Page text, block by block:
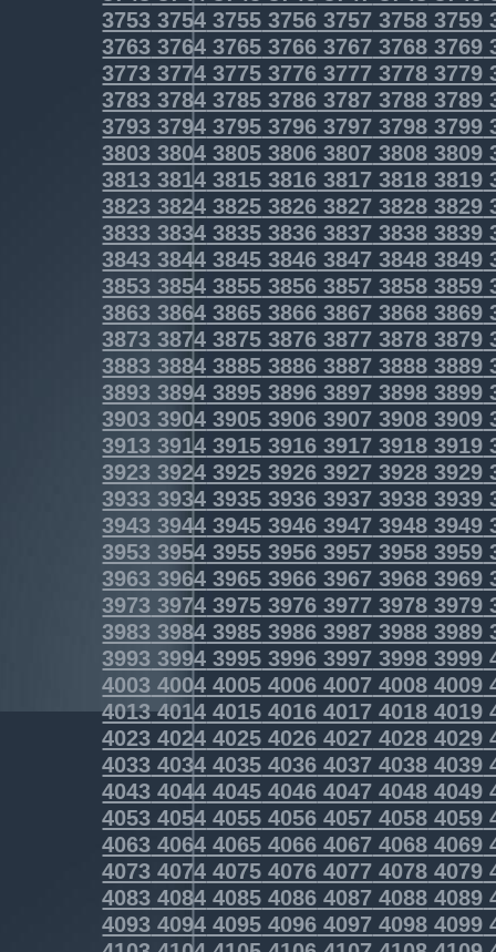
3753 3754 3755 3756 3757 3758 3759
3763 3764 3765 3766 3767 3768 3769
3773 3774 3775 3776 3777 3778 3779
3783 3784 3785 3786 3787 3788 3789
3793 3794 3795 3796 3797 3798 3799
3803 3804 3805 3806 3807 3808 3809
3813 3814 3815 3816 3817 3818 3819
3823 3824 3825 3826 3827 3828 3829
3833 3834 3835 3836 3837 3838 3839
3843 3844 3845 3846 3847 3848 3849
3853 3854 3855 3856 3857 3858 3859
3863 3864 3865 3866 3867 3868 3869
3873 3874 3875 3876 3877 3878 3879
3883 3884 3885 3886 3887 3888 3889
3893 3894 3895 3896 3897 3898 3899
3903 3904 3905 3906 3907 3908 3909
3913 3914 3915 3916 3917 3918 3919
3923 3924 3925 3926 3927 3928 3929
3933 3934 3935 3936 3937 3938 3939
3943 3944 3945 3946 3947 3948 3949
3953 3954 3955 3956 3957 3958 3959
3963 3964 3965 3966 3967 3968 3969
3973 3974 3975 3976 3977 3978 3979
3983 3984 3985 3986 3987 3988 3989
3993 3994 3995 3996 3997 3998 3999
4003 4004 4005 4006 4007 4008 4009
40134014 4015 4016 4017 4018 4019
4023 4024 4025 4026 4027 4028 4029
4033 4034 4035 4036 4037 4038 4039
4043 4044 4045 4046 4047 4048 4049
4053 4054 4055 4056 4057 4058 4059
4063 4064 4065 4066 4067 4068 4069
4073 4074 4075 4076 4077 4078 4079
4083 4084 4085 4086 4087 4088 4089
4093 4094 4095 4096 4097 4098 4099